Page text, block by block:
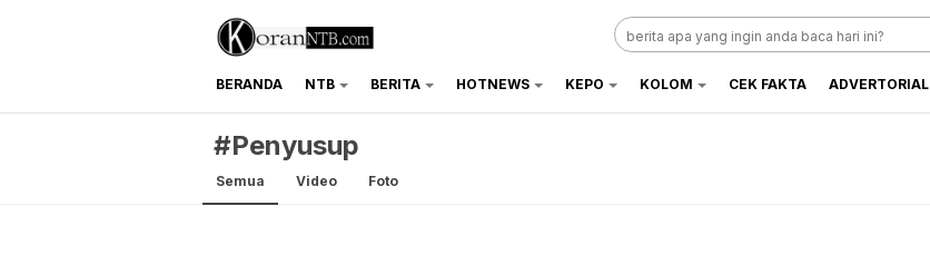
koranntb.com
BERANDA NTB BERITA HOTNEWS KEPO KOLOM CEK FAKTA ADVERTORIAL
#Penyusup
Semua Video Foto